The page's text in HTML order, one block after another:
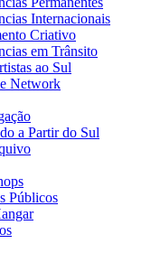
Internacionais
Criativo
em Trânsito
ao Sul
Network
a Partir do Sul
Públicos